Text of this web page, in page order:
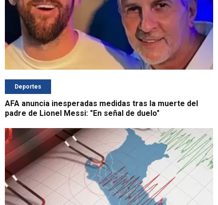
Deportes
AFA anuncia inesperadas medidas tras la muerte del
padre de Lionel Messi: "En señal de duelo"